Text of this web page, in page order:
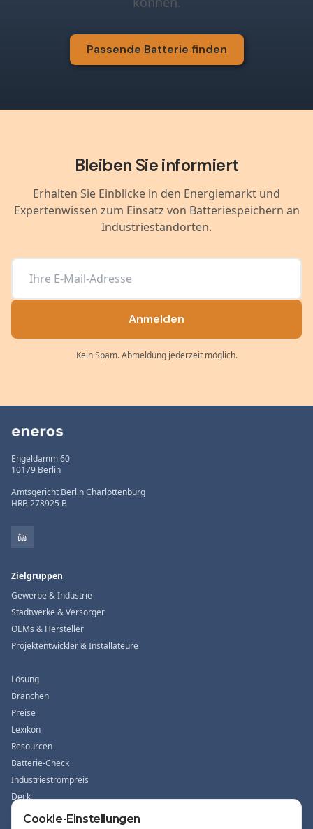
Passende Batterie finden
Bleiben Sie informiert
Erhalten Sie Einblicke in den Energiemarkt und
Expertenwissen zum Einsatz von Batteriespeichern an
Industriestandorten.
Anmelden
Kein Spam. Abmeldung jederzeit möglich.
Engeldamm 60
10179 Berlin
Amtsgericht Berlin Charlottenburg
HRB 278925 B
Zielgruppen
Gewerbe & Industrie
Stadtwerke & Versorger
OEMs & Hersteller
Projektentwickler & Installateure
Lösung
Branchen
Preise
Lexikon
Resourcen
Batterie-Check
Industriestrompreis
Deck
Cookie-Einstellungen